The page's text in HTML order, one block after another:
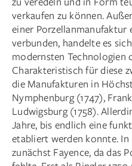
verkaufen zu können.
einer Porzellanmanufaktur
verbunden, handelte es
modernsten Technologien
Charakteristisch für diese
die Manufakturen in
Nymphenburg (1747),
Ludwigsburg (1758).
Jahre, bis endlich eine
etabliert werden konnte.
zunächst Fayence, da das